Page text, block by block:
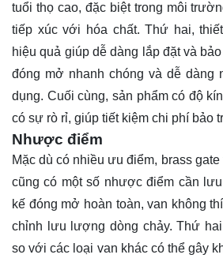
tuổi thọ cao, đặc biệt trong môi
tiếp xúc với hóa chất. Thứ hai,
hiệu quả giúp dễ dàng lắp đặt và
đóng mở nhanh chóng và dễ dàng
dụng. Cuối cùng, sản phẩm có độ
có sự rò rỉ, giúp tiết kiệm chi phí bảo
Nhược điểm
Mặc dù có nhiều ưu điểm, brass
cũng có một số nhược điểm cần
kế đóng mở hoàn toàn, van không
chỉnh lưu lượng dòng chảy. Thứ
so với các loại van khác có thể gây